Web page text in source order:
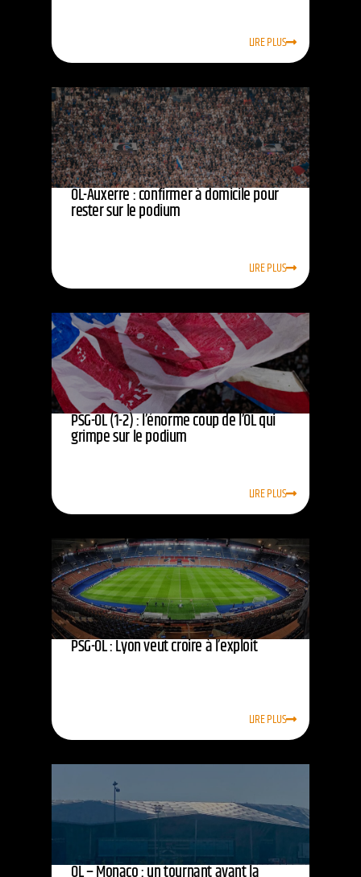
LIRE PLUS
OL-Auxerre : confirmer à domicile pour
rester sur le podium
LIRE PLUS
PSG-OL (1-2) : l’énorme coup de l’OL qui
grimpe sur le podium
LIRE PLUS
PSG-OL : Lyon veut croire à l’exploit
LIRE PLUS